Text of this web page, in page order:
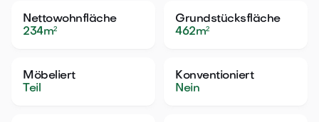
Nettowohnfläche
234m²
Grundstücksfläche
462m²
Möbeliert
Teil
Konventioniert
Nein